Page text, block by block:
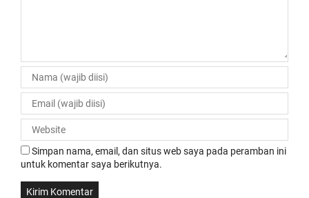
Simpan nama, email, dan situs web saya pada peramban ini
untuk komentar saya berikutnya.